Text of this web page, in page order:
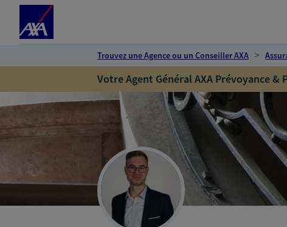
Trouvez une Agence ou un Conseiller AXA
Votre Agent Général AXA Prévoyance &